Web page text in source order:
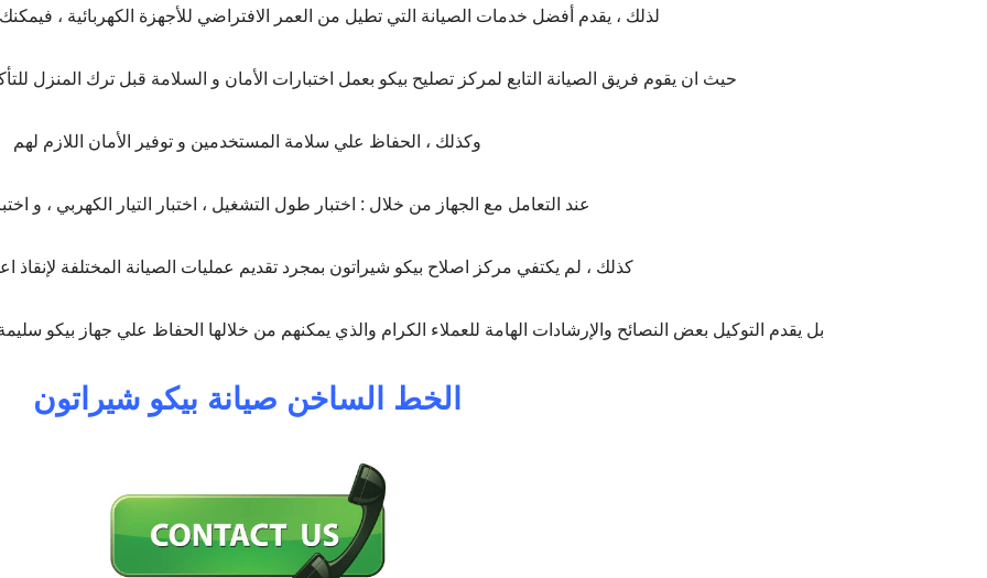
لذلك ، يقدم أفضل خدمات الصيانة التي تطيل من العمر الافتراضي للأجهزة الكهربائية ،
حيث ان يقوم فريق الصيانة التابع لمركز تصليح بيكو بعمل اختبارات الأمان و السلامة قبل ترك المنزل
وكذلك ، الحفاظ علي سلامة المستخدمين و توفير الأمان اللازم لهم
عند التعامل مع الجهاز من خلال : اختبار طول التشغيل ، اختبار التيار الكهربي ، و
كذلك ، لم يكتفي مركز اصلاح بيكو شيراتون بمجرد تقديم عمليات الصيانة المختلفة لإنقاذ
بل يقدم التوكيل بعض النصائح والإرشادات الهامة للعملاء الكرام والذي يمكنهم من خلالها الحفاظ علي جهاز بيكو
الخط الساخن صيانة بيكو شيراتون